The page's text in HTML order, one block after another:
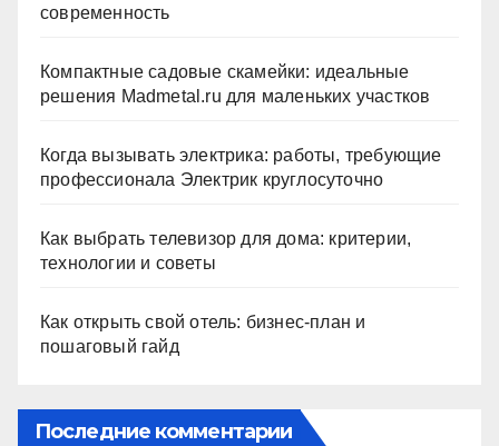
современность
Компактные садовые скамейки: идеальные
решения Madmetal.ru для маленьких участков
Когда вызывать электрика: работы, требующие
профессионала Электрик круглосуточно
Как выбрать телевизор для дома: критерии,
технологии и советы
Как открыть свой отель: бизнес-план и
пошаговый гайд
Последние комментарии